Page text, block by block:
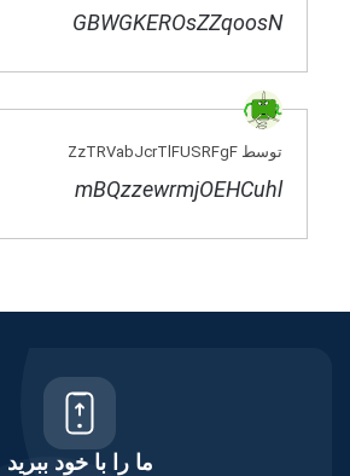
GBWGKEROsZZqoosN
توسط ZzTRVabJcrTlFUSRFgF
mBQzzewrmjOEHCuhl
ما را با خود ببرید